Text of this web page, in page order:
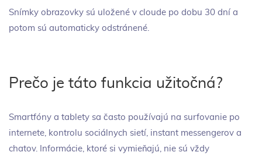
Snímky obrazovky sú uložené v cloude po dobu 30 dní a
potom sú automaticky odstránené.
Prečo je táto funkcia užitočná?
Smartfóny a tablety sa často používajú na surfovanie po
internete, kontrolu sociálnych sietí, instant messengerov a
chatov. Informácie, ktoré si vymieňajú, nie sú vždy